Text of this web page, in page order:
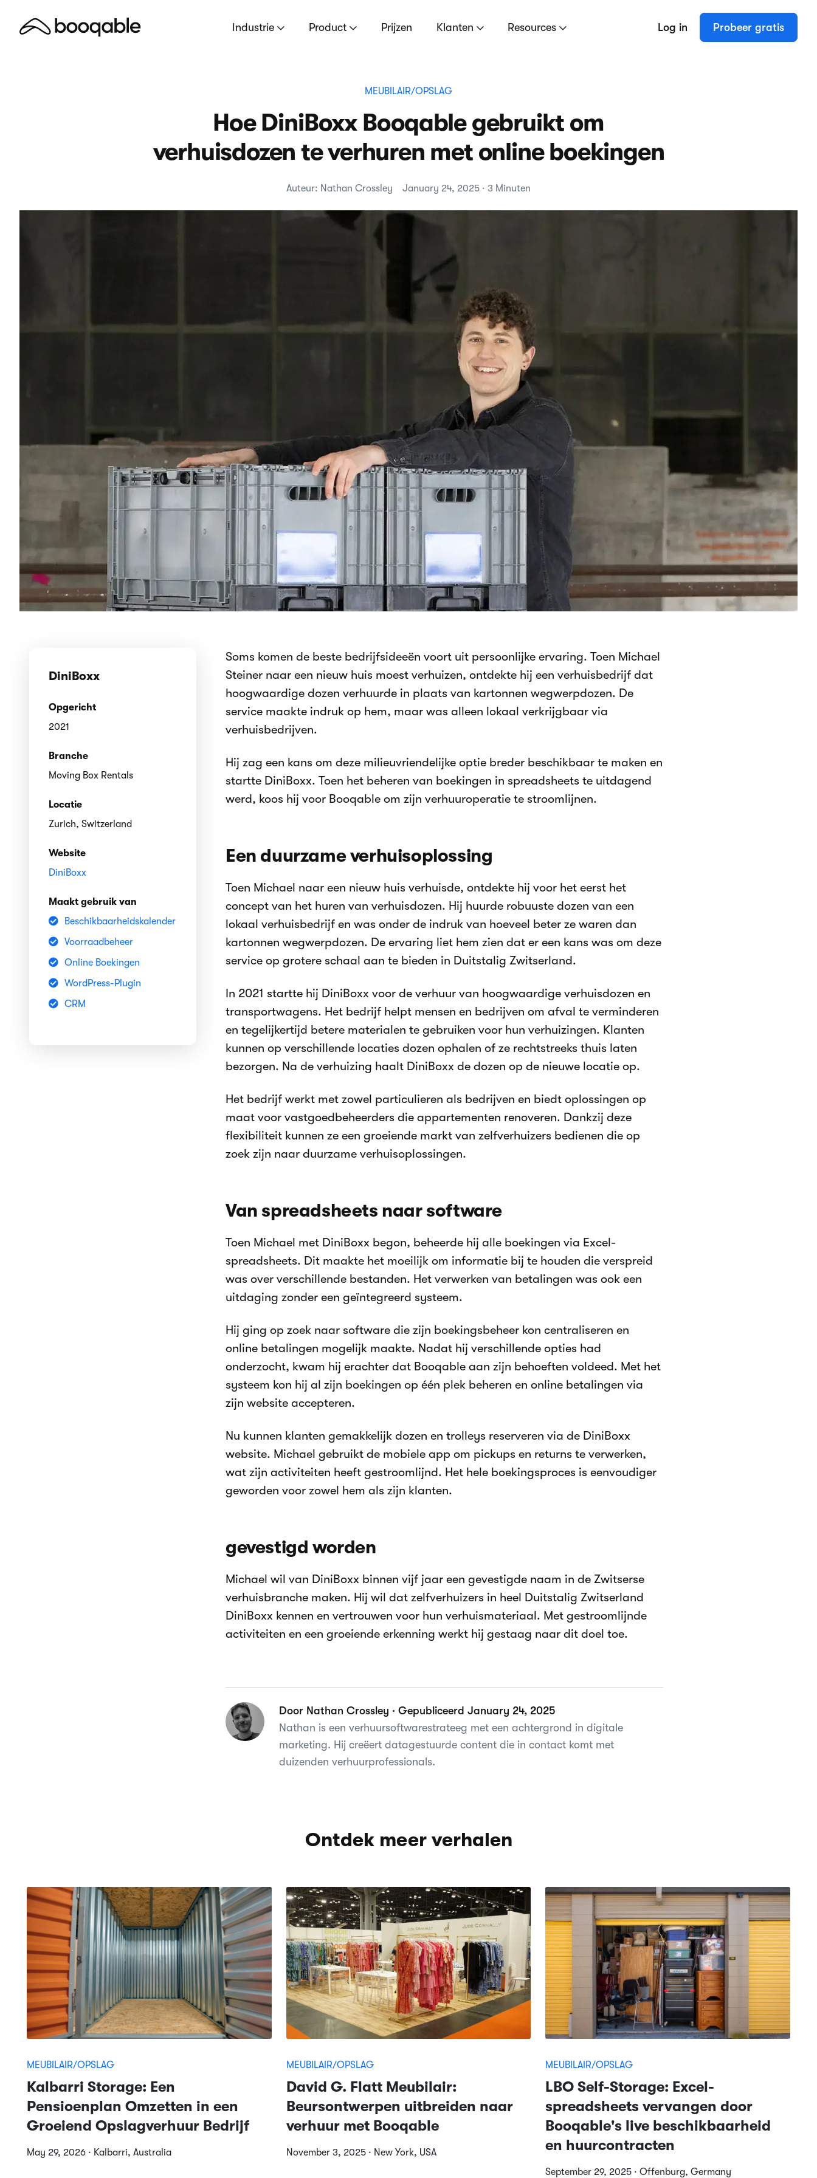
Industrie Product Prijzen Klanten Resources Log in Probeer gratis
MEUBILAIR/OPSLAG
Hoe DiniBoxx Booqable gebruikt om
verhuisdozen te verhuren met online boekingen
Auteur: Nathan Crossley January 24, 2025 · 3 Minuten
DiniBoxx
Opgericht
2021
Branche
Moving Box Rentals
Locatie
Zurich, Switzerland
Website
DiniBoxx
Maakt gebruik van
Beschikbaarheidskalender
Voorraadbeheer
Online Boekingen
WordPress-Plugin
CRM
Soms komen de beste bedrijfsideeën voort uit persoonlijke ervaring. Toen Michael
Steiner naar een nieuw huis moest verhuizen, ontdekte hij een verhuisbedrijf dat
hoogwaardige dozen verhuurde in plaats van kartonnen wegwerpdozen. De
service maakte indruk op hem, maar was alleen lokaal verkrijgbaar via
verhuisbedrijven.
Hij zag een kans om deze milieuvriendelijke optie breder beschikbaar te maken en
startte DiniBoxx. Toen het beheren van boekingen in spreadsheets te uitdagend
werd, koos hij voor Booqable om zijn verhuuroperatie te stroomlijnen.
Een duurzame verhuisoplossing
Toen Michael naar een nieuw huis verhuisde, ontdekte hij voor het eerst het
concept van het huren van verhuisdozen. Hij huurde robuuste dozen van een
lokaal verhuisbedrijf en was onder de indruk van hoeveel beter ze waren dan
kartonnen wegwerpdozen. De ervaring liet hem zien dat er een kans was om deze
service op grotere schaal aan te bieden in Duitstalig Zwitserland.
In 2021 startte hij DiniBoxx voor de verhuur van hoogwaardige verhuisdozen en
transportwagens. Het bedrijf helpt mensen en bedrijven om afval te verminderen
en tegelijkertijd betere materialen te gebruiken voor hun verhuizingen. Klanten
kunnen op verschillende locaties dozen ophalen of ze rechtstreeks thuis laten
bezorgen. Na de verhuizing haalt DiniBoxx de dozen op de nieuwe locatie op.
Het bedrijf werkt met zowel particulieren als bedrijven en biedt oplossingen op
maat voor vastgoedbeheerders die appartementen renoveren. Dankzij deze
flexibiliteit kunnen ze een groeiende markt van zelfverhuizers bedienen die op
zoek zijn naar duurzame verhuisoplossingen.
Van spreadsheets naar software
Toen Michael met DiniBoxx begon, beheerde hij alle boekingen via Excel-
spreadsheets. Dit maakte het moeilijk om informatie bij te houden die verspreid
was over verschillende bestanden. Het verwerken van betalingen was ook een
uitdaging zonder een geïntegreerd systeem.
Hij ging op zoek naar software die zijn boekingsbeheer kon centraliseren en
online betalingen mogelijk maakte. Nadat hij verschillende opties had
onderzocht, kwam hij erachter dat Booqable aan zijn behoeften voldeed. Met het
systeem kon hij al zijn boekingen op één plek beheren en online betalingen via
zijn website accepteren.
Nu kunnen klanten gemakkelijk dozen en trolleys reserveren via de DiniBoxx
website. Michael gebruikt de mobiele app om pickups en returns te verwerken,
wat zijn activiteiten heeft gestroomlijnd. Het hele boekingsproces is eenvoudiger
geworden voor zowel hem als zijn klanten.
gevestigd worden
Michael wil van DiniBoxx binnen vijf jaar een gevestigde naam in de Zwitserse
verhuisbranche maken. Hij wil dat zelfverhuizers in heel Duitstalig Zwitserland
DiniBoxx kennen en vertrouwen voor hun verhuismateriaal. Met gestroomlijnde
activiteiten en een groeiende erkenning werkt hij gestaag naar dit doel toe.
Door Nathan Crossley · Gepubliceerd January 24, 2025
Nathan is een verhuursoftwarestrateeg met een achtergrond in digitale
marketing. Hij creëert datagestuurde content die in contact komt met
duizenden verhuurprofessionals.
Ontdek meer verhalen
MEUBILAIR/OPSLAG
Kalbarri Storage: Een
Pensioenplan Omzetten in een
Groeiend Opslagverhuur Bedrijf
May 29, 2026 · Kalbarri, Australia
MEUBILAIR/OPSLAG
David G. Flatt Meubilair:
Beursontwerpen uitbreiden naar
verhuur met Booqable
November 3, 2025 · New York, USA
MEUBILAIR/OPSLAG
LBO Self-Storage: Excel-
spreadsheets vervangen door
Booqable's live beschikbaarheid
en huurcontracten
September 29, 2025 · Offenburg, Germany